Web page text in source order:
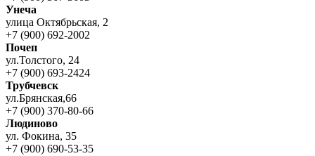
Унеча
улица Октябрьская, 2
+7 (900) 692-2002
Почеп
ул.Толстого, 24
+7 (900) 693-2424
Трубчевск
ул.Брянская,66
+7 (900) 370-80-66
Людиново
ул. Фокина, 35
+7 (900) 690-53-35